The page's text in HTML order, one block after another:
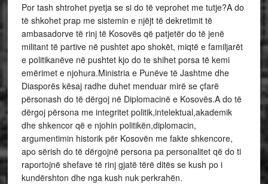
Por tash shtrohet pyetja se si do të veprohet me tutje?A do
të shkohet prap me sistemin e njëjt të dekretimit të
ambasadorve të rinj të Kosovës që patjetër do të jenë
militant të partive në pushtet apo shokët, miqtë e familjarët
e politikanëve në pushtet kjo do te shihet porsa të kemi
emërimet e njohura.Ministria e Punëve të Jashtme dhe
Diasporës kësaj radhe duhet menduar mirë se çfarë
përsonash do të dërgoj në Diplomacinë e Kosovës.A do të
dërgoj përsona me integritet politik,intelektual,akademik
dhe shkencor që e njohin politikën,diplomacin,
argumentimin historik për Kosovën me fakte shkencore,
apo sërish do të dërgojnë persona pa personalitet që do ti
raportojnë shefave të rinj gjatë tërë ditës se kush po i
kundërshton dhe nga kush nuk perkrahën.